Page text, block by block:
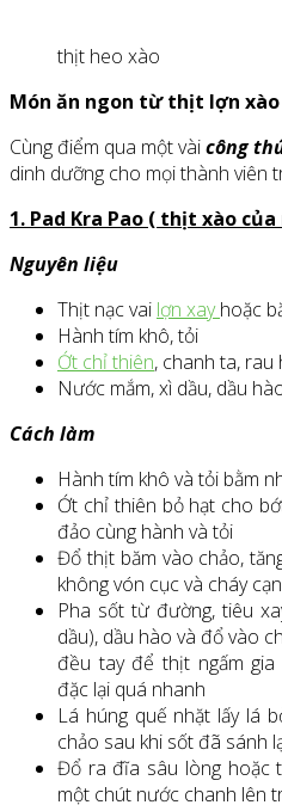
thịt heo xào
Món ăn ngon từ thịt lợn xào
Cùng điểm qua một vàicông
dinh dưỡng cho mọi thành viên
1. Pad Kra Pao ( thịt xào
Nguyên liệu
Thịt nạc vai lợn xayhoặc
Hành tím khô, tỏi
Ớt chỉ thiên, chanh ta, rau
Nước mắm, xì dầu, dầu
Cách làm
Hành tím khô và tỏi bằm
Ớt chỉ thiên bỏ hạt cho
đảo cùng hành và tỏi
Đổ thịt băm vào chảo,
không vón cục và cháy
Pha sốt từ đường, tiêu
dầu), dầu hào và đổ vào
đều tay để thịt ngấm
đặc lại quá nhanh
Lá húng quế nhặt lấy lá
chảo sau khi sốt đã sánh
Đổ ra đĩa sâu lòng hoặc
một chút nước chanh lên